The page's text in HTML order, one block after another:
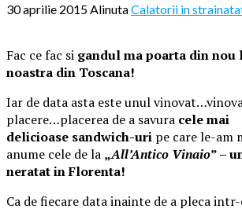
30 aprilie 2015 AlinutaCalatorii in
Fac ce fac si gandul ma poarta din nou
noastra din Toscana!
Iar de data asta este unul
placere…placerea de a savura cele mai
delicioase sandwich-uri pe care le-am
anume cele de la „All’Antico Vinaio” –
neratat in Florenta!
Ca de fiecare data inainte de a pleca